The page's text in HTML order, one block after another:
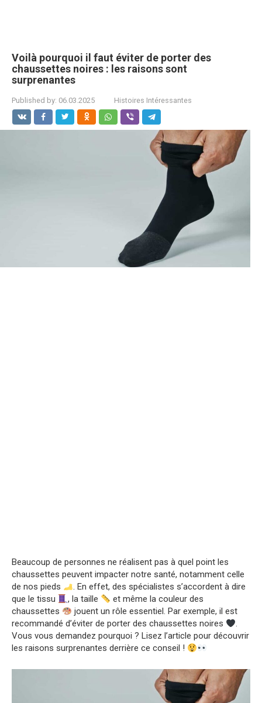
Voilà pourquoi il faut éviter de porter des
chaussettes noires : les raisons sont
surprenantes
Published by: 06.03.2025 Histoires Intéressantes
Beaucoup de personnes ne réalisent pas à quel point les
chaussettes peuvent impacter notre santé, notamment celle
de nos pieds
. En effet, des spécialistes s’accordent à dire
que le tissu
, la taille
et même la couleur des
chaussettes
jouent un rôle essentiel. Par exemple, il est
recommandé d’éviter de porter des chaussettes noires
.
Vous vous demandez pourquoi ? Lisez l’article pour découvrir
les raisons surprenantes derrière ce conseil !